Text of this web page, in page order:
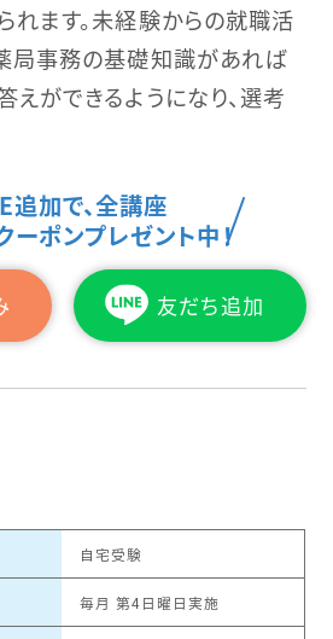
れます。未経験からの就職活
局事務の基礎知識があれば
えができるようになり、選考
追加で、全講座
ポンプレゼント中！
友だち追加
自宅受験
毎月 第4日曜日実施